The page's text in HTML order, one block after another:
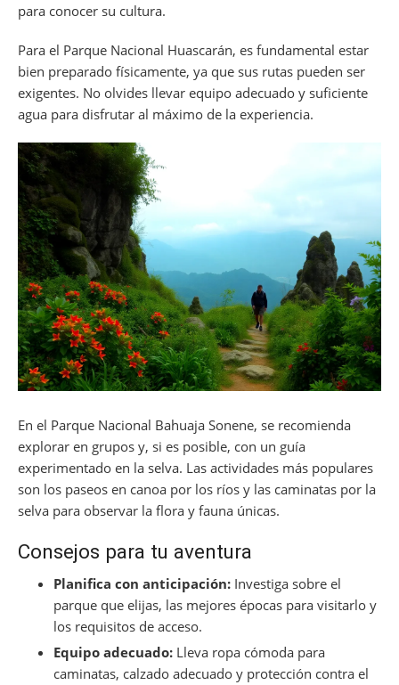
para conocer su cultura.
Para el Parque Nacional Huascarán, es fundamental estar
bien preparado físicamente, ya que sus rutas pueden ser
exigentes. No olvides llevar equipo adecuado y suficiente
agua para disfrutar al máximo de la experiencia.
En el Parque Nacional Bahuaja Sonene, se recomienda
explorar en grupos y, si es posible, con un guía
experimentado en la selva. Las actividades más populares
son los paseos en canoa por los ríos y las caminatas por la
selva para observar la flora y fauna únicas.
Consejos para tu aventura
Planifica con anticipación: Investiga sobre el
parque que elijas, las mejores épocas para visitarlo y
los requisitos de acceso.
Equipo adecuado: Lleva ropa cómoda para
caminatas, calzado adecuado y protección contra el